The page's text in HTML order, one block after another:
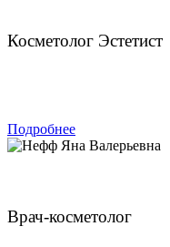
Косметолог Эстетист
Подробнее
Врач-косметолог